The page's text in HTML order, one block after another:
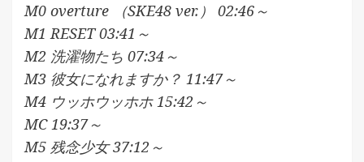
M0 overture （SKE48 ver.） 02:46～
M1 RESET 03:41～
M2 洗濯物たち 07:34～
M3 彼女になれますか？ 11:47～
M4 ウッホウッホホ 15:42～
MC 19:37～
M5 残念少女 37:12～